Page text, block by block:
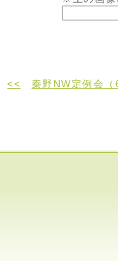
<< 秦野NW定例会